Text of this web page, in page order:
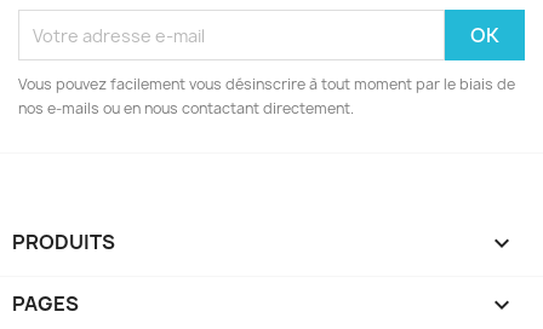
Vous pouvez facilement vous désinscrire à tout moment par le biais de
nos e-mails ou en nous contactant directement.
PRODUITS 
PAGES 